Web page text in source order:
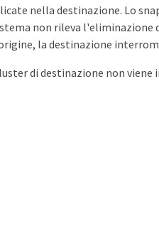
nella destinazione. Lo
non rileva l'eliminazione
la destinazione
di destinazione non